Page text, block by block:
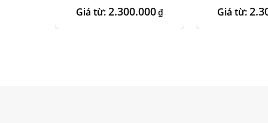
Giá từ:2.300.000₫ Giá từ: